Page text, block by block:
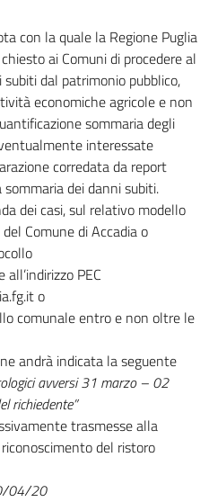
con la quale la Regione Puglia
ai Comuni di procedere al
dal patrimonio pubblico,
economiche agricole e non
sommaria degli
interessate
corredata da report
dei danni subiti.
dei casi, sul relativo modello
Comune di Accadia o
PEC
o
comunale entro e non oltre le
andrà indicata la seguente
avversi 31 marzo – 02
richiedente”
trasmesse alla
del ristoro
04/20